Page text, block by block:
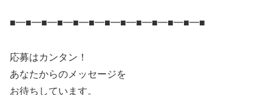
■━■━■━■━■━■━■━■━■━■━■━■━■
応募はカンタン！
あなたからのメッセージを
お待ちしています。